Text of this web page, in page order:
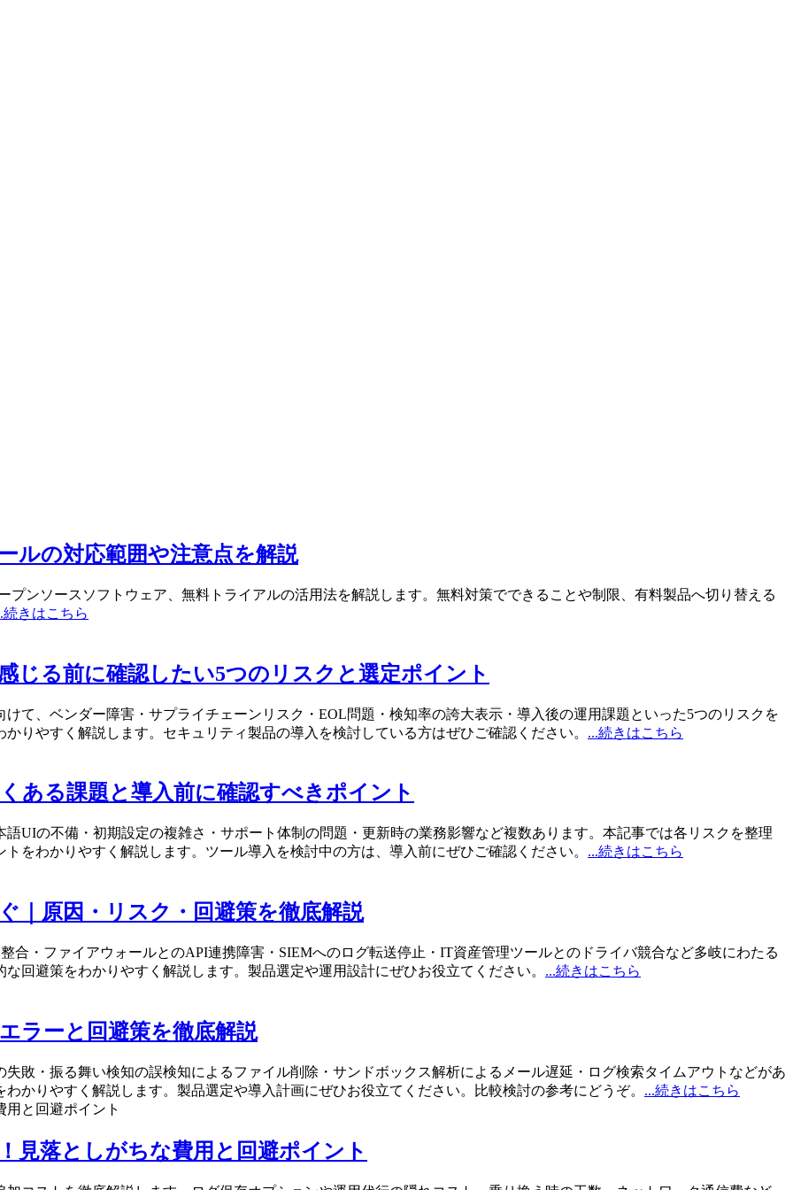
ルの対応範囲や注意点を解説
ンソースソフトウェア、無料トライアルの活用法を解説します。無料対策でできることや制限、有料製品へ切り替える
続きはこちら
じる前に確認したい5つのリスクと選定ポイント
て、ベンダー障害・サプライチェーンリスク・EOL問題・検知率の誇大表示・導入後の運用課題といった5つのリスクを
りやすく解説します。セキュリティ製品の導入を検討している方はぜひご確認ください。 ...続きはこちら
ある課題と導入前に確認すべきポイント
UIの不備・初期設定の複雑さ・サポート体制の問題・更新時の業務影響など複数あります。本記事では各リスクを整理
をわかりやすく解説します。ツール導入を検討中の方は、導入前にぜひご確認ください。 ...続きはこちら
｜原因・リスク・回避策を徹底解説
合・ファイアウォールとのAPI連携障害・SIEMへのログ転送停止・IT資産管理ツールとのドライバ競合など多岐にわたる
回避策をわかりやすく解説します。製品選定や運用設計にぜひお役立てください。 ...続きはこちら
ラーと回避策を徹底解説
敗・振る舞い検知の誤検知によるファイル削除・サンドボックス解析によるメール遅延・ログ検索タイムアウトなどがあ
かりやすく解説します。製品選定や導入計画にぜひお役立てください。比較検討の参考にどうぞ。 ...続きはこちら
見落としがちな費用と回避ポイント